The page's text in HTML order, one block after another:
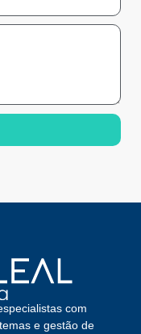
com
e gestão de